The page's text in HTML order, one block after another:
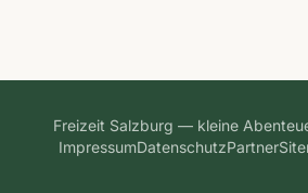
Freizeit Salzburg — kleine
ImpressumDatenschutzPartner